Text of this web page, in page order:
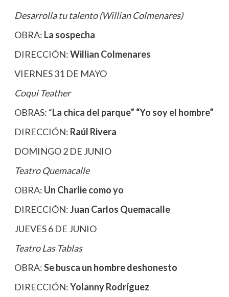
Desarrolla tu talento (Willian Colmenares)
OBRA: La sospecha
DIRECCIÓN:Willian Colmenares
VIERNES 31 DE MAYO
Coqui Teather
OBRAS: “La chica del parque” “Yo soy el hombre”
DIRECCIÓN: Raúl Rivera
DOMINGO 2 DE JUNIO
Teatro Quemacalle
OBRA: Un Charlie como yo
DIRECCIÓN:Juan Carlos Quemacalle
JUEVES 6 DE JUNIO
Teatro Las Tablas
OBRA:Se busca un hombre deshonesto
DIRECCIÓN:Yolanny Rodríguez